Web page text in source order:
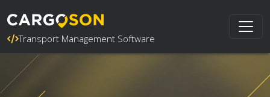
Transport Management Software